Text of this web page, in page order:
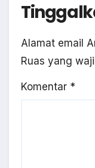
Alamat email
Ruas yang
Komentar *